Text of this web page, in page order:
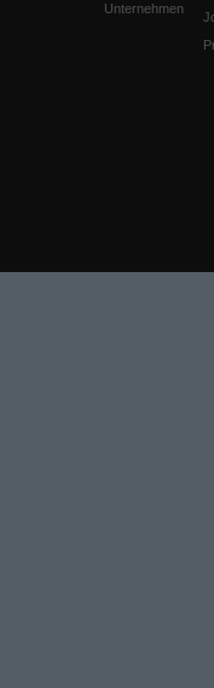
Unternehmen